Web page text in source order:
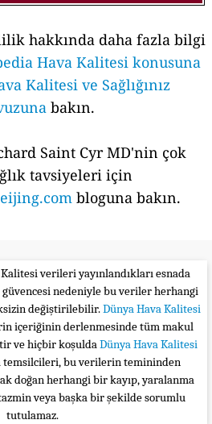
hakkında daha fazla bilgi
Hava Kalitesi konusuna
Kalitesi ve Sağlığınız
bakın.
Saint Cyr MD'nin çok
tavsiyeleri için
bloguna bakın.
verileri yayınlandıkları esnada
nedeniyle bu veriler herhangi
değiştirilebilir.Dünya Hava Kalitesi
içeriğinin derlenmesinde tüm makul
ve hiçbir koşuldaDünya Hava Kalitesi
temsilcileri, bu verilerin temininden
doğan herhangi bir kayıp, yaralanma
veya başka bir şekilde sorumlu
tutulamaz.